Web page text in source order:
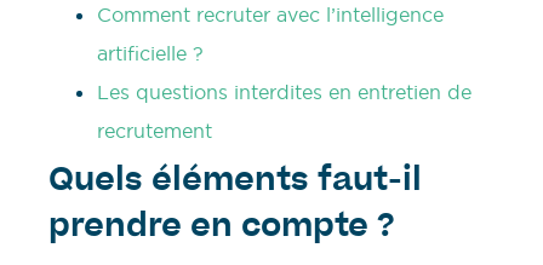
Comment recruter avec l’intelligence
artificielle ?
Les questions interdites en entretien de
recrutement
Quels éléments faut-il
prendre en compte ?